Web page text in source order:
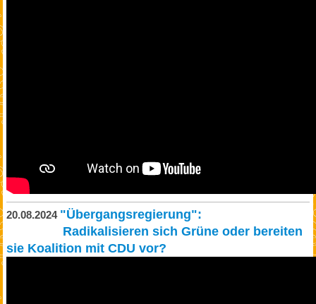
20.08.2024 "Übergangsregierung":
Radikalisieren sich Grüne oder bereiten
sie Koalition mit CDU vor?